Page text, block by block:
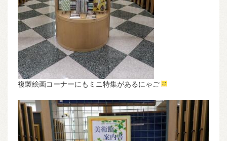
複製絵画コーナーにもミニ特集があるにゃご